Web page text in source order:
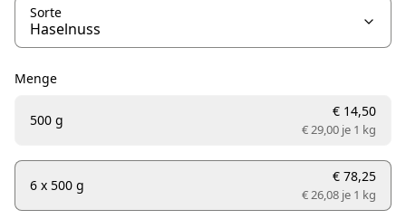
Sorte
Menge
500 g
€ 14,50
€ 29,00 je 1 kg
6 x 500 g
€ 78,25
€ 26,08 je 1 kg